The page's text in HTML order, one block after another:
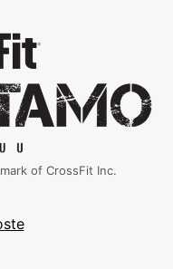
of CrossFit Inc.